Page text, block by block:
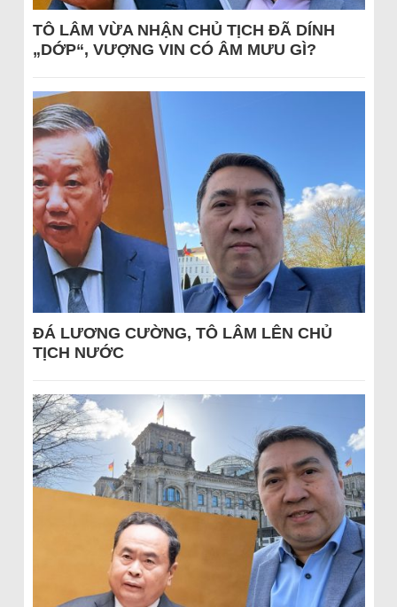
TÔ LÂM VỪA NHẬN CHỦ TỊCH ĐÃ DÍNH
„DỚP“, VƯỢNG VIN CÓ ÂM MƯU GÌ?
ĐÁ LƯƠNG CƯỜNG, TÔ LÂM LÊN CHỦ
TỊCH NƯỚC